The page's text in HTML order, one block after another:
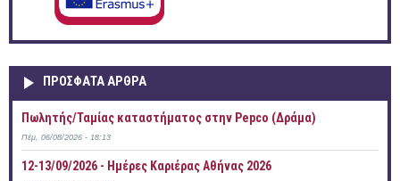
ΠΡOΣΦΑΤΑ AΡΘΡΑ
Πωλητής/Ταμίας καταστήματος στην Pepco (Δράμα)
Πέμ, 06/08/2026 - 18:13
12-13/09/2026 - Ημέρες Καριέρας Αθήνας 2026